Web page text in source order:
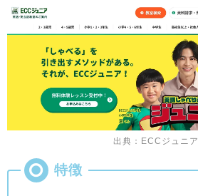
出典：ECCジュニア